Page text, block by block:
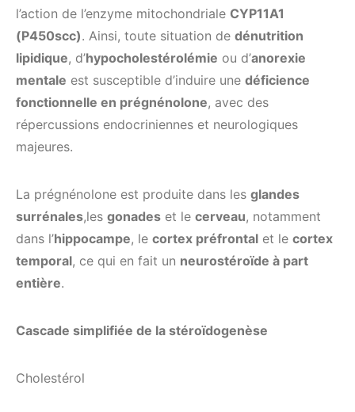
l’action de l’enzyme mitochondriale CYP11A1
(P450scc). Ainsi, toute situation de dénutrition
lipidique, d’hypocholestérolémie ou d’anorexie
mentale est susceptible d’induire une déficience
fonctionnelle en prégnénolone, avec des
répercussions endocriniennes et neurologiques
majeures.
La prégnénolone est produite dans les glandes
surrénales,les gonades et le cerveau, notamment
dans l’hippocampe, le cortex préfrontal et le cortex
temporal, ce qui en fait un neurostéroïde à part
entière.
Cascade simplifiée de la stéroïdogenèse
Cholestérol